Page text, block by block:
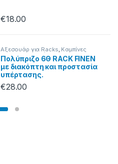
€18.00
Αξεσουάρ για Racks Καμπίνες
Rack & Αξεσουάρ
Πολύπριζο 6Θ RACK FINEN
με διακόπτη και προστασία
υπέρτασης.
€28.00